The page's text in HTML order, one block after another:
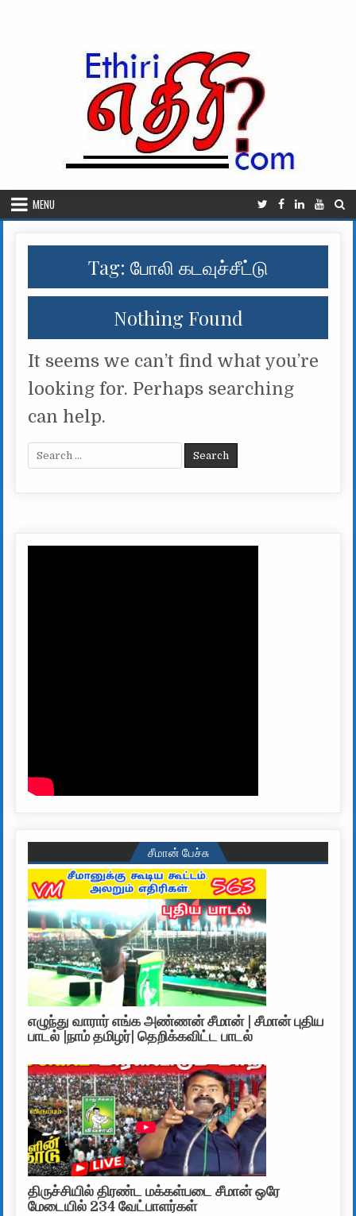
MENU
Tag: போலி கடவுச்சீட்டு
Nothing Found
It seems we can’t find what you’re
looking for. Perhaps searching
can help.
Search for:
சீமான் பேச்சு
எழுந்து வாரார் எங்க அண்ணன் சீமான் | சீமான் புதிய
பாடல் |நாம் தமிழர்| தெறிக்கவிட்ட பாடல்
திருச்சியில் திரண்ட மக்கள்படை சீமான் ஒரே
மேடையில் 234 வேட்பாளர்கள்